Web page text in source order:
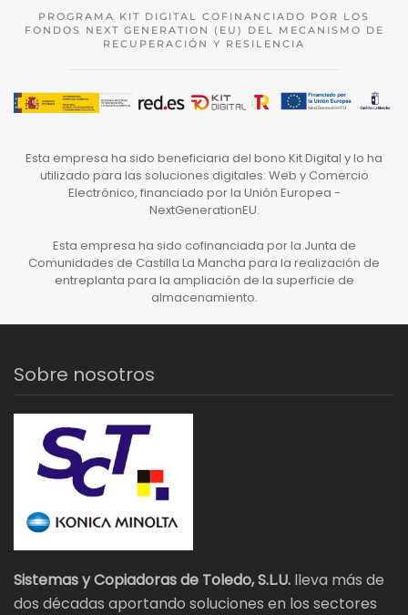
PROGRAMA KIT DIGITAL COFINANCIADO POR LOS
FONDOS NEXT GENERATION (EU) DEL MECANISMO DE
RECUPERACIÓN Y RESILENCIA
Esta empresa ha sido beneficiaria del bono Kit Digital y lo ha
utilizado para las soluciones digitales: Web y Comercio
Electrónico, financiado por la Unión Europea -
NextGenerationEU.
Esta empresa ha sido cofinanciada por la Junta de
Comunidades de Castilla La Mancha para la realización de
entreplanta para la ampliación de la superficie de
almacenamiento.
Sobre nosotros
Sistemas y Copiadoras de Toledo, S.L.U. lleva más de
dos décadas aportando soluciones en los sectores